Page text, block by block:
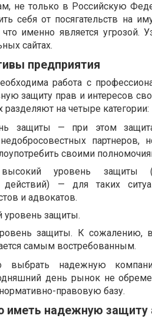
не только в Российскую
себя от посягательств на
именно является угрозой.
сайтах.
предприятия
работа с
защиту прав и интересов
разделяют на четыре категории:
защиты — при этом
партнеров,
своими
высокий уровень защиты
действий) — для таких
и адвокатов.
уровень защиты.
защиты. К сожалению,
самым востребованным.
выбрать надежную
день рынок не
правовую базу.
иметь надежную защиту